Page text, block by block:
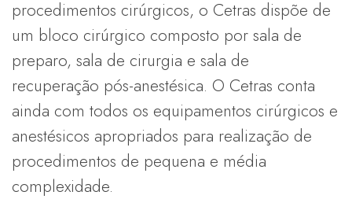
procedimentos cirúrgicos, o Cetras dispõe de
um bloco cirúrgico composto por sala de
preparo, sala de cirurgia e sala de
recuperação pós-anestésica. O Cetras conta
ainda com todos os equipamentos cirúrgicos e
anestésicos apropriados para realização de
procedimentos de pequena e média
complexidade.